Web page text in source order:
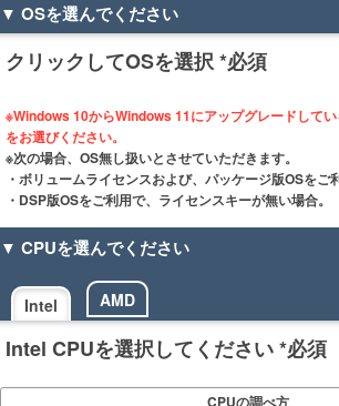
▼ OSを選んでください
※Windows 10からWindows 11にアップグレードして
をお選びください。
※次の場合、OS無し扱いとさせていただきます。
・ボリュームライセンスおよび、パッケージ版OSをご
・DSP版OSをご利用で、ライセンスキーが無い場合。
▼ CPUを選んでください
Intel AMD
CPUの調べ方